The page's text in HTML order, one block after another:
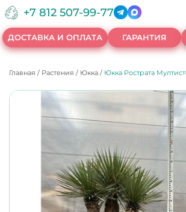
+7 812 507-99-77
ДОСТАВКА И ОПЛАТА ГАРАНТИЯ
Главная / Растения / Юкка / Юкка Рострата